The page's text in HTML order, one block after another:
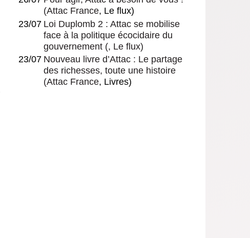
(Attac France, Le flux)
23/07 Loi Duplomb 2 : Attac se mobilise
face à la politique écocidaire du
gouvernement (, Le flux)
23/07 Nouveau livre d’Attac : Le partage
des richesses, toute une histoire
(Attac France, Livres)